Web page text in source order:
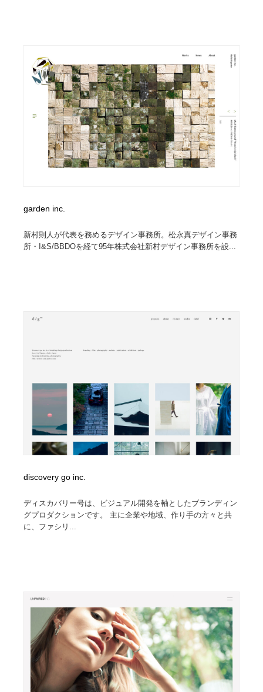
garden inc.
新村則人が代表を務めるデザイン事務所。松永真デザイン事務
所・I&S/BBDOを経て95年株式会社新村デザイン事務所を設...
discovery go inc.
ディスカバリー号は、ビジュアル開発を軸としたブランディン
グプロダクションです。 主に企業や地域、作り手の方々と共
に、ファシリ...